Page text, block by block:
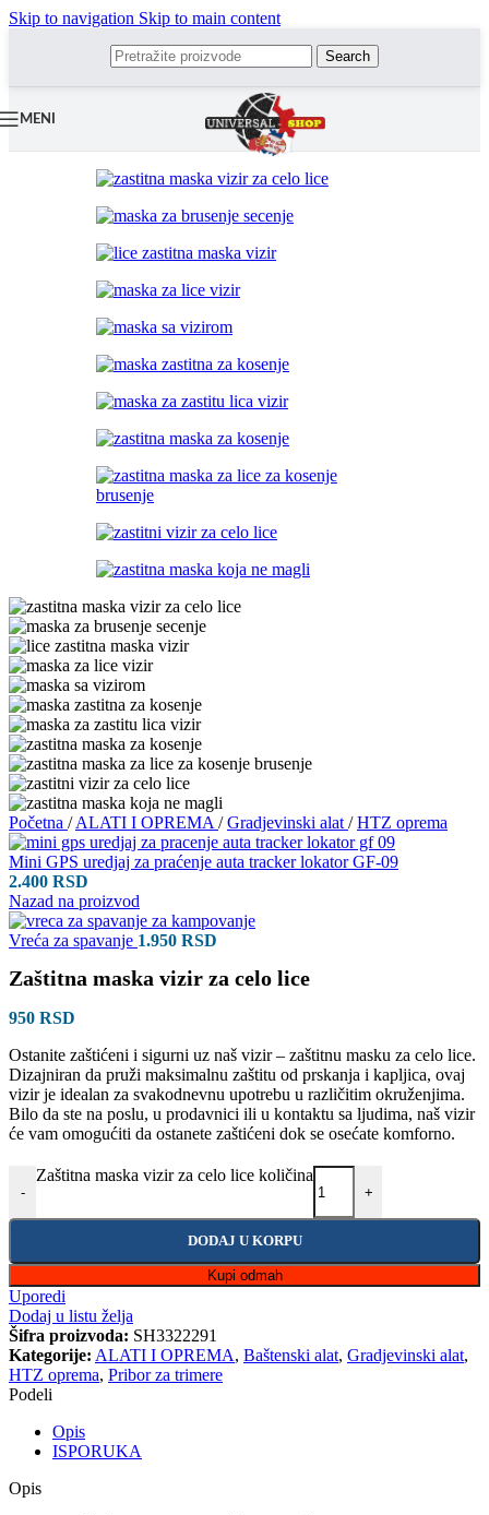
Skip to navigation Skip to main content
Search
MENI
Početna / ALATI I OPREMA / Gradjevinski alat / HTZ oprema
Mini GPS uredjaj za praćenje auta tracker lokator GF-09
2.400 RSD
Nazad na proizvod
Vreća za spavanje 1.950 RSD
Zaštitna maska vizir za celo lice
950 RSD
Ostanite zaštićeni i sigurni uz naš vizir – zaštitnu masku za celo lice.
Dizajniran da pruži maksimalnu zaštitu od prskanja i kapljica, ovaj
vizir je idealan za svakodnevnu upotrebu u različitim okruženjima.
Bilo da ste na poslu, u prodavnici ili u kontaktu sa ljudima, naš vizir
će vam omogućiti da ostanete zaštićeni dok se osećate komforno.
-
Zaštitna maska vizir za celo lice količina
+
DODAJ U KORPU
Kupi odmah
Uporedi
Dodaj u listu želja
Šifra proizvoda: SH3322291
Kategorije: ALATI I OPREMA, Baštenski alat, Gradjevinski alat,
HTZ oprema, Pribor za trimere
Podeli
Opis
ISPORUKA
Opis